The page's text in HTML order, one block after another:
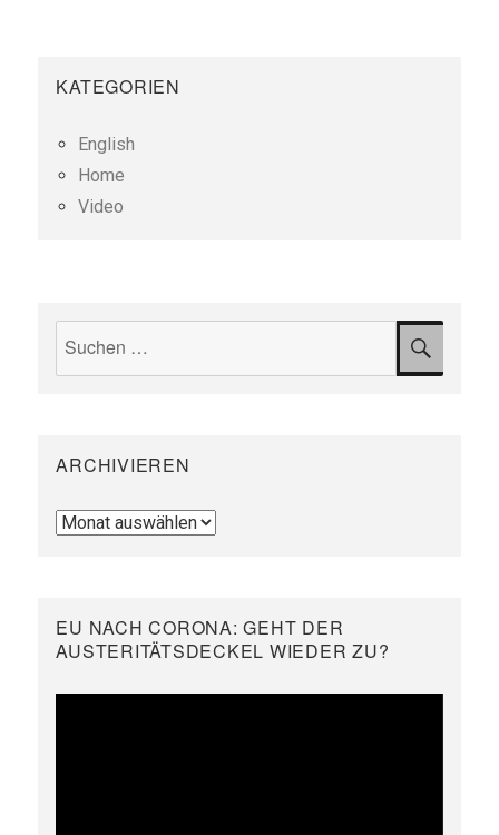
KATEGORIEN
English
Home
Video
ARCHIVIEREN
Archivieren
EU NACH CORONA: GEHT DER
AUSTERITÄTSDECKEL WIEDER ZU?